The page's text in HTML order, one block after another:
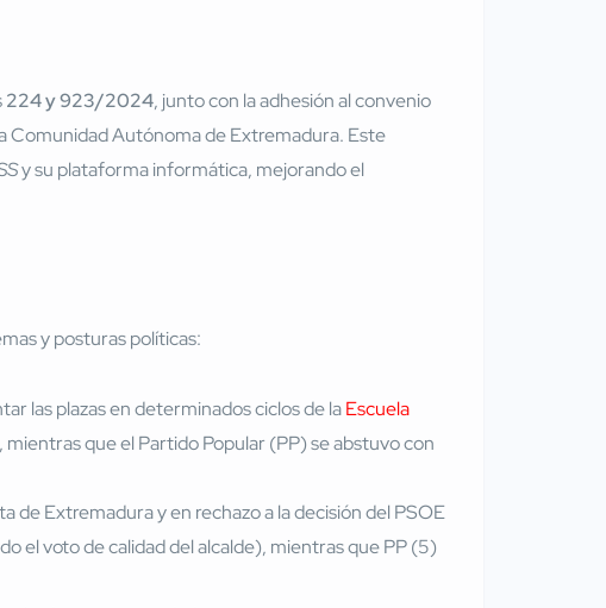
224 y 923/2024, junto con la adhesión al convenio
Comunidad Autónoma de Extremadura. Este
y su plataforma informática, mejorando el
y posturas políticas:
las plazas en determinados ciclos de laEscuela
que el Partido Popular (PP) se abstuvo con
de Extremadura y en rechazo a la decisión del PSOE
el voto de calidad del alcalde), mientras que PP (5)